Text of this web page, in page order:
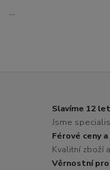
...
Slavíme 12
Jsme
Férové ceny
Kvalitní zboží
Věrnostní